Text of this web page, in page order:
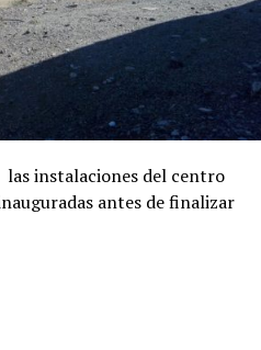
instalaciones del centro
antes de finalizar